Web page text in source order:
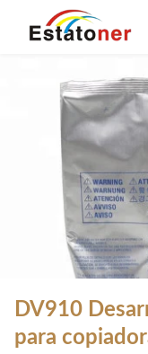
DV910
para